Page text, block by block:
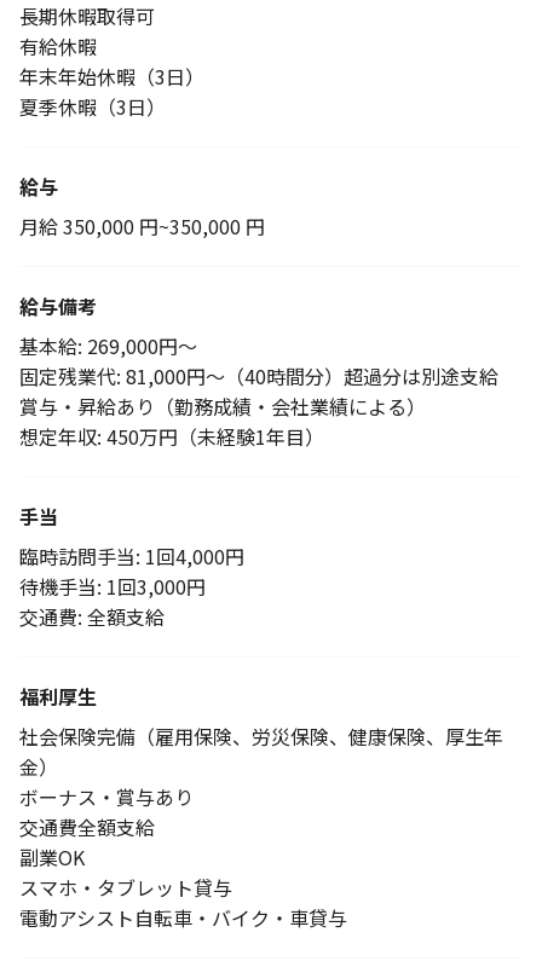
長期休暇取得可
有給休暇
年末年始休暇（3日）
夏季休暇（3日）
給与
月給 350,000 円~350,000 円
給与備考
基本給: 269,000円～
固定残業代: 81,000円～（40時間分）超過分は別途支給
賞与・昇給あり（勤務成績・会社業績による）
想定年収: 450万円（未経験1年目）
手当
臨時訪問手当: 1回4,000円
待機手当: 1回3,000円
交通費: 全額支給
福利厚生
社会保険完備（雇用保険、労災保険、健康保険、厚生年
金）
ボーナス・賞与あり
交通費全額支給
副業OK
スマホ・タブレット貸与
電動アシスト自転車・バイク・車貸与